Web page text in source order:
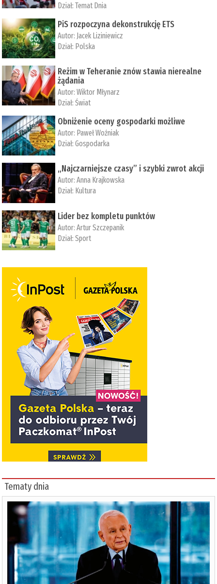
Dział:Temat Dnia
PiS rozpoczyna dekonstrukcję ETS
Autor: Jacek Liziniewicz
Dział: Polska
Reżim w Teheranie znów stawia nierealne
żądania
Autor:Wiktor Młynarz
Dział:Świat
Obniżenie oceny gospodarki możliwe
Autor: Paweł Woźniak
Dział:Gospodarka
„Najczarniejsze czasy” i szybki zwrot akcji
Autor:Anna Krajkowska
Dział: Kultura
Lider bez kompletu punktów
Autor:Artur Szczepanik
Dział:Sport
Tematy dnia